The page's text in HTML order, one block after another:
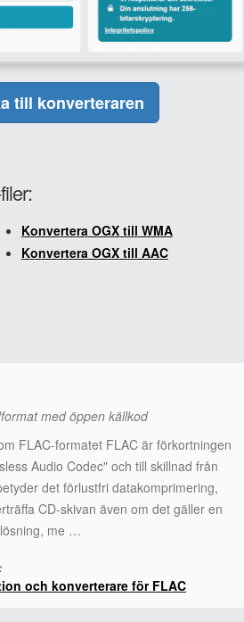
till konverteraren
Konvertera OGX till WMA
Konvertera OGX till AAC
med öppen källkod
FLAC-formatet FLAC är förkortningen
Audio Codec" och till skillnad från
det förlustfri datakomprimering,
CD-skivan även om det gäller en
me …
och konverterare för FLAC